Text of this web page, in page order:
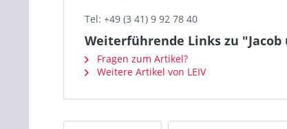
Tel: +49 (3 41) 9 92 78 40
Weiterführende Links zu
Fragen zum Artikel?
Weitere Artikel von LEIV